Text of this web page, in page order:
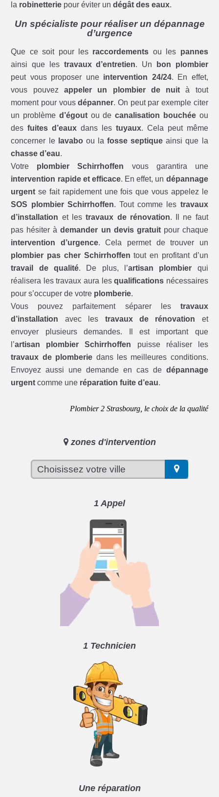
la robinetterie pour éviter undégât des eaux.
Un spécialiste pour réaliser un dépannage
d’urgence
Que ce soit pour les raccordements ou les pannes
ainsi que les travaux d’entretien. Un
bon plombier
peut vous proposer une intervention 24/24. En effet,
vous pouvez appeler un plombier de nuit à tout
moment pour vousdépanner. On peut par exemple citer
un problème d’égoutou decanalisation bouchéeou
desfuites d’eaux dans les tuyaux. Cela peut même
concerner le lavaboou lafosse septique ainsi que la
chasse d’eau.
Votre plombier Schirrhoffen vous garantira une
intervention rapide et efficace. En effet, un dépannage
urgent se fait rapidement une fois que vous appelez le
SOS plombier Schirrhoffen. Tout comme les travaux
d’installation et lestravaux de rénovation. Il ne faut
pas hésiter àdemander un devis gratuitpour chaque
intervention d’urgence. Cela permet de trouver un
plombier pas cher Schirrhoffen tout en profitant d’un
travail de qualité. De plus, l’artisan plombier qui
réalisera les travaux aura lesqualifications nécessaires
pour s’occuper de votre plomberie.
Vous pouvez parfaitement séparer les travaux
d’installation avec les travaux de rénovation et
envoyer plusieurs demandes. Il est important que
l’artisan plombier Schirrhoffen puisse réaliser les
travaux de plomberie dans les meilleures conditions.
Envoyez aussi une demande en cas de dépannage
urgent comme une réparation fuite d’eau.
Plombier 2 Strasbourg, le choix de la qualité
zones d'intervention
1 Appel
1 Technicien
Une réparation